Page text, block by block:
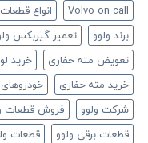
Volvo on call انواع
برند ولوو
تعمیر گیربکس
تعویض مته حفاری
خرید
خرید مته حفاری
شرکت ولوو
فروش قطعات
قطعات برقی ولوو
قطعات